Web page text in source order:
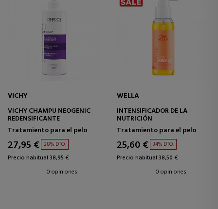
VICHY
VICHY CHAMPU NEOGENIC
REDENSIFICANTE
Tratamiento para el pelo
27,95 € 28% DTO.
Precio habitual 38,95 €
0 opiniones
WELLA
INTENSIFICADOR DE LA
NUTRICIÓN
Tratamiento para el pelo
25,60 € 34% DTO.
Precio habitual 38,50 €
0 opiniones